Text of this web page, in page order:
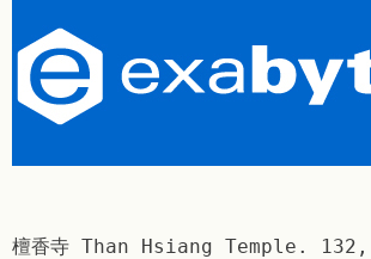
檀香寺 Than Hsiang Temple.